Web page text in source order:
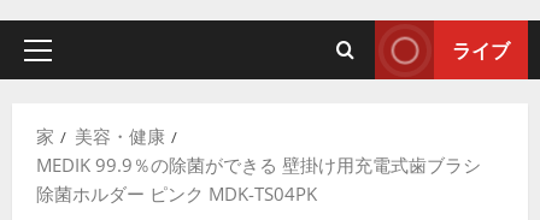
ス
ッ
プ
マ
リ
メ
ライブ
家
美容・健康
MEDIK 99.9％の除菌ができる 壁掛け用充電式歯ブラシ
除菌ホルダー ピンク MDK-TS04PK